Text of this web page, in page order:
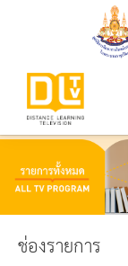
ช่องรายการ